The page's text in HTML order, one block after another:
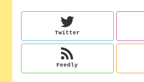
Twitter
Feedly